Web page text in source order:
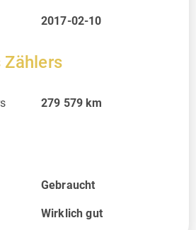
2017-02-10
Zählers
279 579 km
Gebraucht
Wirklich gut